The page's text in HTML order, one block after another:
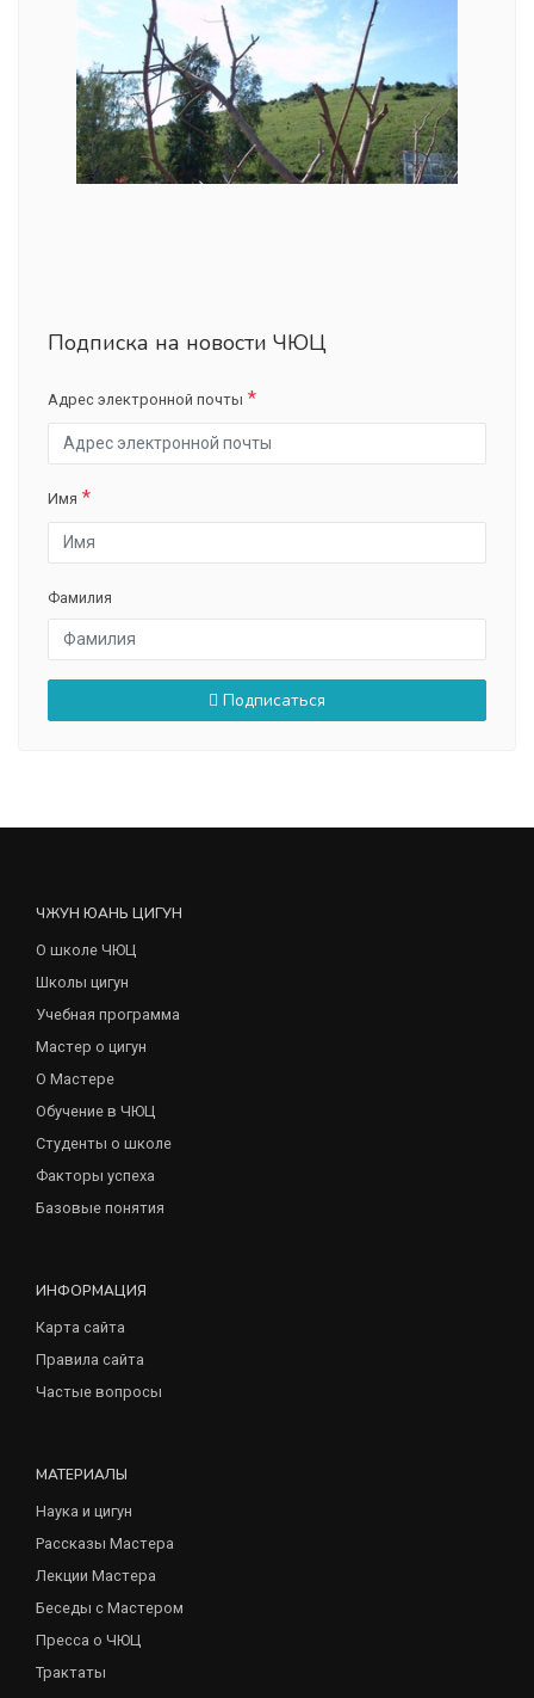
Подписка на новости ЧЮЦ
Адрес электронной почты
Имя
Фамилия
Подписаться
ЧЖУН ЮАНЬ ЦИГУН
О школе ЧЮЦ
Школы цигун
Учебная программа
Мастер о цигун
О Мастере
Обучение в ЧЮЦ
Студенты о школе
Факторы успеха
Базовые понятия
ИНФОРМАЦИЯ
Карта сайта
Правила сайта
Частые вопросы
МАТЕРИАЛЫ
Наука и цигун
Рассказы Мастера
Лекции Мастера
Беседы с Мастером
Пресса о ЧЮЦ
Трактаты